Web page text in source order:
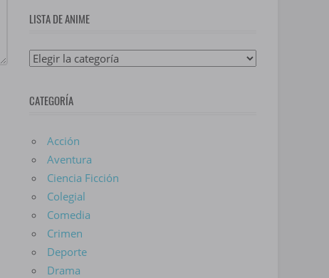
LISTA DE ANIME
Lista
Anime
CATEGORÍA
Acción
Aventura
Ciencia Ficción
Colegial
Comedia
Crimen
Deporte
Drama